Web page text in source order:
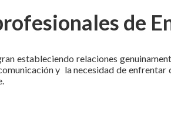
de
estableciendo relaciones
y la necesidad de enfrentar